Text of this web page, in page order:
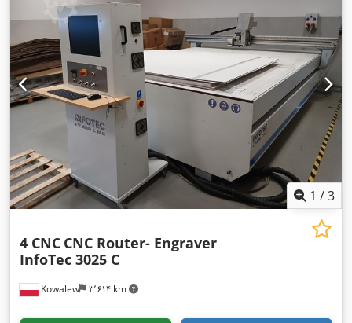
1 /3
Kowalew ۳٬۶۱۴ km
4 CNC CNC Router- Engraver
InfoTec 3025 C